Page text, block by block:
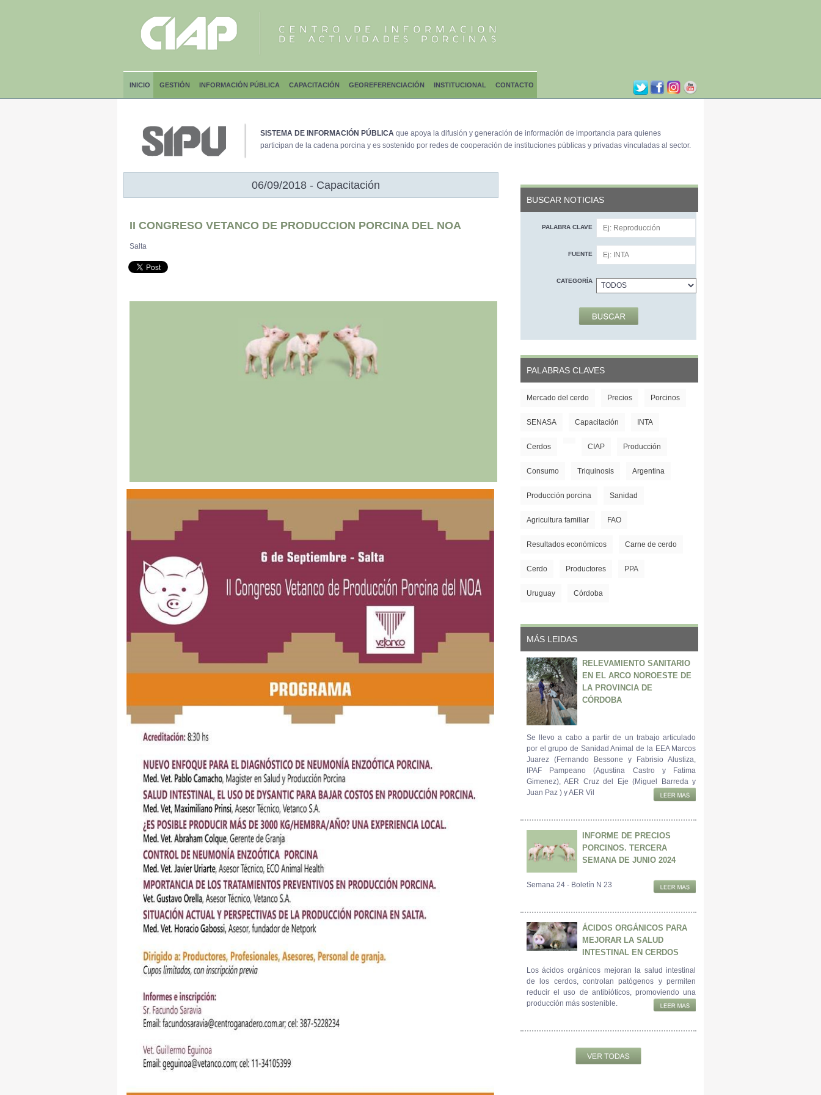
INICIO GESTIÓN INFORMACIÓN PÚBLICA CAPACITACIÓN GEOREFERENCIACIÓN INSTITUCIONAL CONTACTO
SISTEMA DE INFORMACIÓN PÚBLICAque apoya la difusión y generación de información de importancia para quienes
participan de la cadena porcina y es sostenido por redes de cooperación de instituciones públicas y privadas vinculadas al sector.
06/09/2018 - Capacitación
II CONGRESO VETANCO DE PRODUCCION PORCINA DEL NOA
Salta
BUSCAR NOTICIAS
PALABRA CLAVE
FUENTE
CATEGORÍA
PALABRAS CLAVES
Mercado del cerdo Precios Porcinos
SENASA Capacitación INTA
Cerdos CIAP Producción
Consumo Triquinosis Argentina
Producción porcina Sanidad
Agricultura familiar FAO
Resultados económicos Carne de cerdo
Cerdo Productores PPA
Uruguay Córdoba
MÁS LEIDAS
RELEVAMIENTO SANITARIO
EN EL ARCO NOROESTE DE
LA PROVINCIA DE
CÓRDOBA
Se llevo a cabo a partir de un trabajo articulado
por el grupo de Sanidad Animal de la EEA Marcos
Juarez (Fernando Bessone y Fabrisio Alustiza,
IPAF Pampeano (Agustina Castro y Fatima
Gimenez), AER Cruz del Eje (Miguel Barreda y
Juan Paz ) y AER Vil
INFORME DE PRECIOS
PORCINOS. TERCERA
SEMANA DE JUNIO 2024
Semana 24 - Boletín N 23
ÁCIDOS ORGÁNICOS PARA
MEJORAR LA SALUD
INTESTINAL EN CERDOS
Los ácidos orgánicos mejoran la salud intestinal
de los cerdos, controlan patógenos y permiten
reducir el uso de antibióticos, promoviendo una
producción más sostenible.